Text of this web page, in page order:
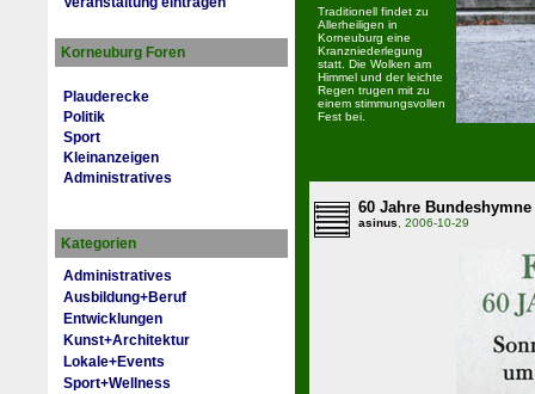
Korneuburg Foren
Plauderecke
Politik
Sport
Kleinanzeigen
Administratives
Kategorien
Administratives
Ausbildung+Beruf
Entwicklungen
Kunst+Architektur
Lokale+Events
Sport+Wellness
Traditionell findet zu
Allerheiligen in
Korneuburg eine
Kranzniederlegung
statt. Die Wolken am
Himmel und der leichte
Regen trugen mit zu
einem stimmungsvollen
Fest bei.
60 Jahre Bundeshymne
asinus, 2006-10-29